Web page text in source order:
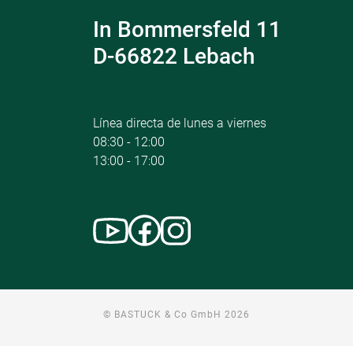
In Bommersfeld 11
D-66822 Lebach
Línea directa de lunes a viernes
08:30 - 12:00
13:00 - 17:00
© BASTUCK & Co GmbH 2026